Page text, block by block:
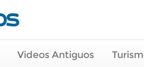
Videos Antiguos